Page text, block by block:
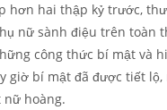
hơn hai thập kỷ trước,
nữ sành điệu trên toàn
công thức bí mật và
giờ bí mật đã được tiết
hoàng.